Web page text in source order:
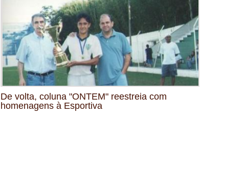
De volta, coluna "ONTEM" reestreia com
homenagens à Esportiva